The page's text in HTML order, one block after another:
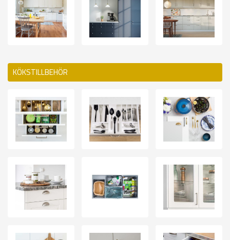
KÖKSTILLBEHÖR